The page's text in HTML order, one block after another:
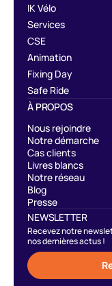
IK Vélo
Services
CSE
Animation
Fixing Day
Safe Ride
À PROPOS
Nous rejoindre
Notre démarche
Cas clients
Livres blancs
Notre réseau
Blog
Presse
NEWSLETTER
Recevez notre
nos dernières actus !